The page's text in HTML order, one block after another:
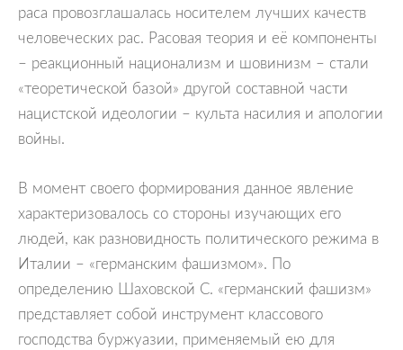
раса провозглашалась носителем лучших качеств
человеческих рас. Расовая теория и её компоненты
– реакционный национализм и шовинизм – стали
«теоретической базой» другой составной части
нацистской идеологии – культа насилия и апологии
войны.
В момент своего формирования данное явление
характеризовалось со стороны изучающих его
людей, как разновидность политического режима в
Италии – «германским фашизмом». По
определению Шаховской С. «германский фашизм»
представляет собой инструмент классового
господства буржуазии, применяемый ею для